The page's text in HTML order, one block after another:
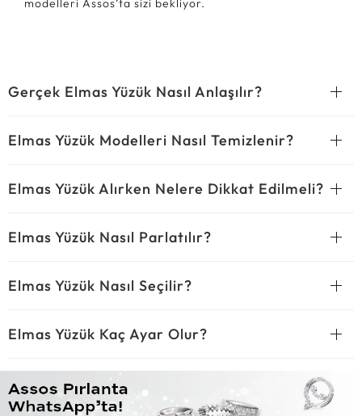
modelleri Assos’ta sizi bekliyor.
Gerçek Elmas Yüzük Nasıl Anlaşılır?
Elmas Yüzük Modelleri Nasıl Temizlenir?
Elmas Yüzük Alırken Nelere Dikkat Edilmeli?
Elmas Yüzük Nasıl Parlatılır?
Elmas Yüzük Nasıl Seçilir?
Elmas Yüzük Kaç Ayar Olur?